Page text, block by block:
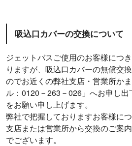
吸込口カバーの交換について
ジェットバスご使用のお客様につ
りますが、吸込口カバーの無償交
のでお近くの弊社支店・営業所か
ル：0120－263－026」へお申し
をお願い申し上げます。
弊社で把握しておりますお客様に
支店または営業所から交換のご案
でございます。